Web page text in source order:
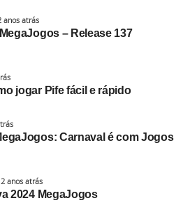
anos atrás
– Release 137
jogar Pife fácil e rápido
Carnaval é com Jogos
2 anos atrás
2024 MegaJogos